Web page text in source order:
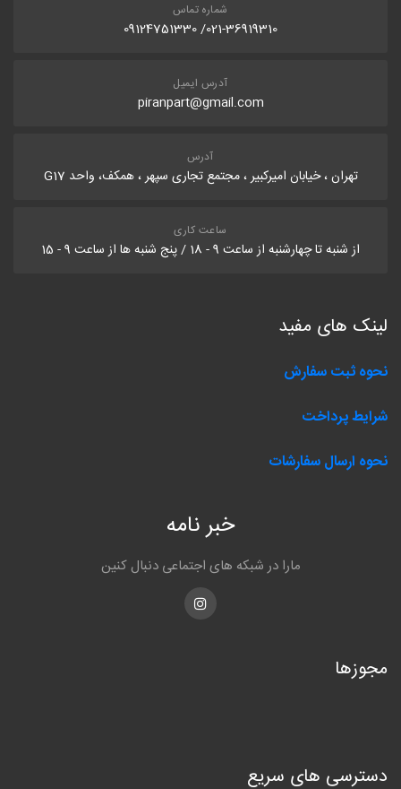
شماره تماس
021-36919310/ 09124751330
آدرس ایمیل
piranpart@gmail.com
آدرس
تهران ، خیابان امیرکبیر ، مجتمع تجاری سپهر ، همکف، واحد G17
ساعت کاری
از شنبه تا چهارشنبه از ساعت 9 - 18 / پنج شنبه ها از ساعت 9 - 15
لینک های مفید
نحوه ثبت سفارش
شرایط پرداخت
نحوه ارسال سفارشات
خبر نامه
مارا در شبکه های اجتماعی دنبال کنین
Instagram
مجوزها
دسترسی های سریع